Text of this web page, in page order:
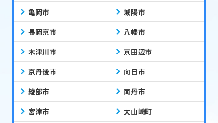
亀岡市 城陽市
長岡京市 八幡市
木津川市 京田辺市
京丹後市 向日市
綾部市 南丹市
宮津市 大山崎町